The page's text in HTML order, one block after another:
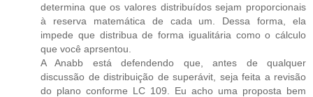
determina que os valores distribuídos sejam proporcionais
à reserva matemática de cada um. Dessa forma, ela
impede que distribua de forma igualitária como o cálculo
que você aprsentou.
A Anabb está defendendo que, antes de qualquer
discussão de distribuição de superávit, seja feita a revisão
do plano conforme LC 109. Eu acho uma proposta bem